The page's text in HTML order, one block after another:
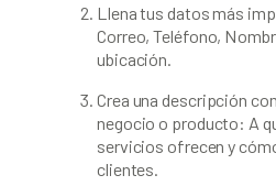
Llena tus datos más
Correo, Teléfono,
ubicación.
Crea una descripción
negocio o producto: A
servicios ofrecen y
clientes.